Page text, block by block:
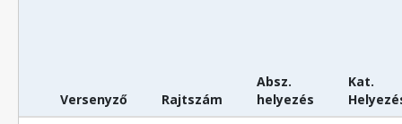
Versenyző Rajtszám
Absz.
helyezés
Kat.